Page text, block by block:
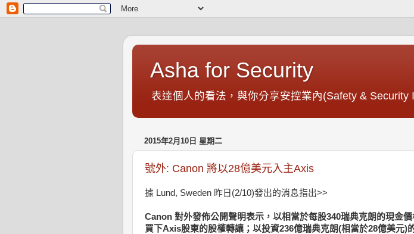
Asha for Security
表達個人的看法，與你分享安控業內(Safety & Security
2015年2月10日 星期二
號外: Canon 將以28億美元入主Axis
據 Lund, Sweden 昨日(2/10)發出的消息指出>>
Canon 對外發佈公開聲明表示，以相當於每股340瑞典克朗的現金
買下Axis股東的股權轉讓；以投資236億瑞典克朗(相當於28億美元)